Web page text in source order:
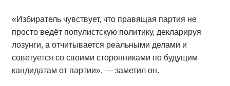
«Избиратель чувствует, что правящая партия не
просто ведёт популистскую политику, декларируя
лозунги, а отчитывается реальными делами и
советуется со своими сторонниками по будущим
кандидатам от партии», — заметил он.